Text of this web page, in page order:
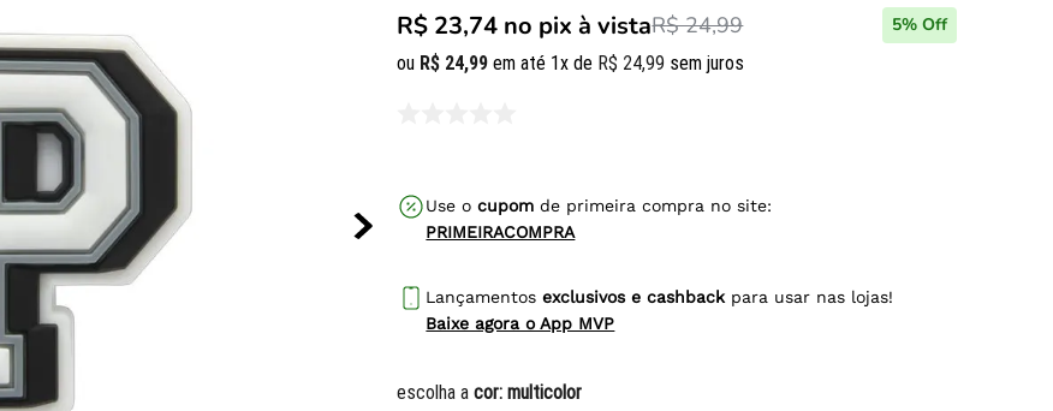
R$ 23,74 no pix à vistaR$ 24,99 5% Off
ou R$ 24,99 em até 1x de R$ 24,99 sem juros
Use ocupom de primeira compra no site:
PRIMEIRACOMPRA
Lançamentosexclusivos e cashback para usar nas lojas!
Baixe agora o App MVP
escolha acor:multicolor
5º
tenis
croc
7º
all star
9º
new balance
10º chuteira